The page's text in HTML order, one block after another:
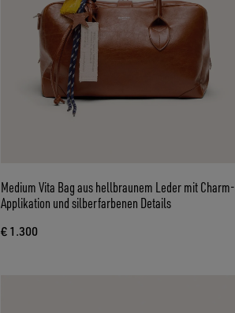
Medium Vita Bag aus hellbraunem Leder mit Charm-
Applikation und silberfarbenen Details
€ 1.300